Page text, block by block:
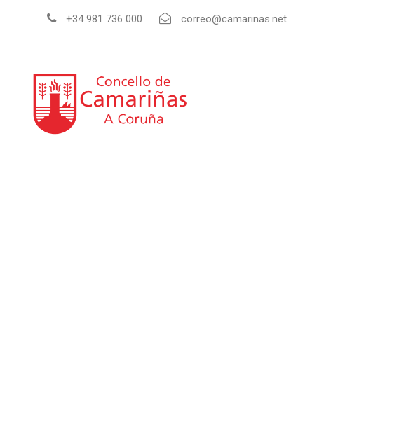
+34 981 736 000 correo@camarinas.net